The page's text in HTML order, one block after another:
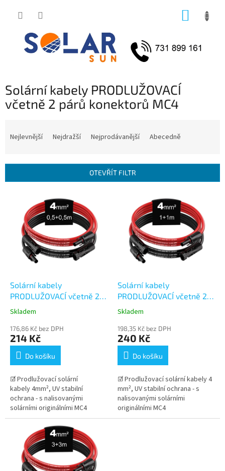
Solární kabely PRODLUŽOVACÍ
včetně 2 párů konektorů MC4
í
Nejlevnější Nejdražší Nejprodávanější Abecedně
OTEVŘÍT FILTR
Solární kabely
PRODLUŽOVACÍ včetně 2
párů konektorů MC4 -
Skladem
176,86 Kč bez DPH
214 Kč
Do košíku
☑ Prodlužovací solární
kabely 4mm², UV stabilní
ochrana - s nalisovanými
solárními originálními MC4
konektory Stäubli . Dlouhá
životnost kabelu v...
Solární kabely
PRODLUŽOVACÍ včetně 2
párů konektorů MC4 -
Skladem
198,35 Kč bez DPH
240 Kč
Do košíku
☑ Prodlužovací solární kabely 4
mm², UV stabilní ochrana - s
nalisovanými solárními
originálními MC4
konektory Stäubli . Dlouhá